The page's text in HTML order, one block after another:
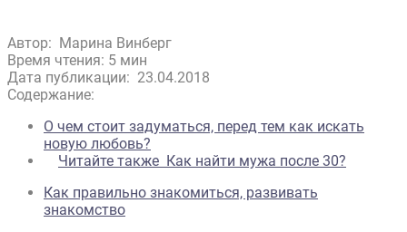
Автор: Марина Винберг
Время чтения: 5 мин
Дата публикации: 23.04.2018
Содержание:
О чем стоит задуматься, перед тем как искать
новую любовь?
Читайте также Как найти мужа после 30?
Как правильно знакомиться, развивать
знакомство